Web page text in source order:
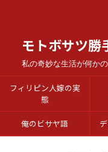
モトボサツ
私の奇妙な生活が何か
フィリピン人嫁の実
態
俺のビサヤ語